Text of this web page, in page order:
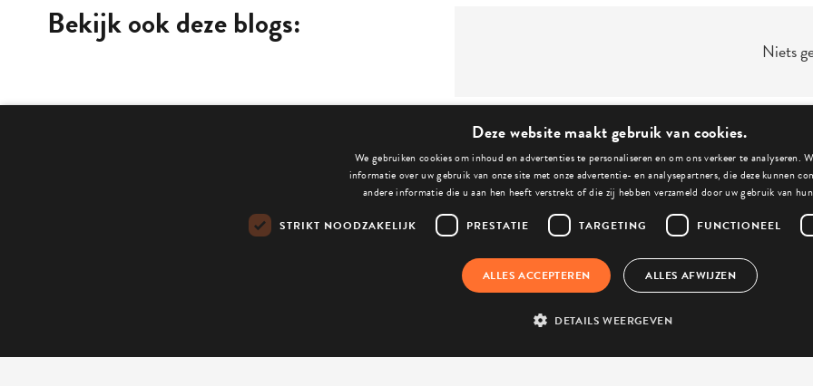
Bekijk ook deze blogs:
Niets
hallo@tognology.com
Plan direct een afspraak
Vraag direct jouw tooling aan
Deze website maakt gebruik van cookies.
We gebruiken cookies om inhoud en advertenties te personaliseren en om ons verkeer te analyseren.
informatie over uw gebruik van onze site met onze advertentie- en analysepartners, die deze kunnen
andere informatie die u aan hen heeft verstrekt of die zij hebben verzameld door uw gebruik van
STRIKT NOODZAKELIJK PRESTATIE TARGETING FUNCTIONEEL
ALLES ACCEPTEREN ALLES AFWIJZEN
DETAILS WEERGEVEN